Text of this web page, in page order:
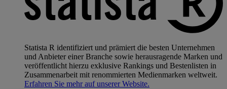
Statista R identifiziert und prämiert die besten Unternehmen
und Anbieter einer Branche sowie herausragende Marken und
veröffentlicht hierzu exklusive Rankings und Bestenlisten in
Zusammenarbeit mit renommierten Medienmarken weltweit.
Erfahren Sie mehr auf unserer Website.